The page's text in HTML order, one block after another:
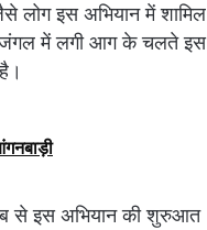
लोग इस अभियान में शामिल
जंगल में लगी आग के चलते इस
जब से इस अभियान की शुरुआत